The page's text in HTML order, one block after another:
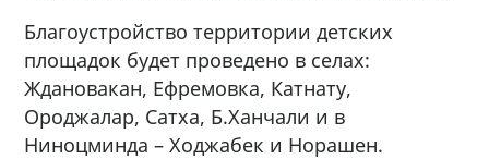
Благоустройство территории детских
площадок будет проведено в селах:
Ждановакан, Ефремовка, Катнату,
Ороджалар, Сатха, Б.Ханчали и в
Ниноцминда – Ходжабек и Норашен.